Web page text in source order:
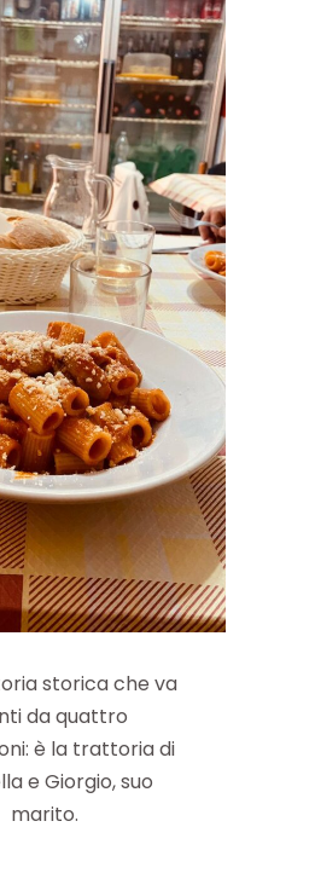
storica che va
da quattro
è la trattoria di
e Giorgio, suo
marito.